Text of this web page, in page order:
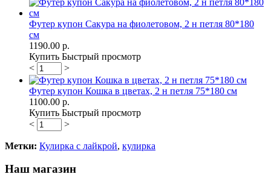
Футер купон Сакура на фиолетовом, 2 н петля 80*180
см
1190.00 р.
Купить Быстрый просмотр
<
>
Футер купон Кошка в цветах, 2 н петля 75*180 см
1100.00 р.
Купить Быстрый просмотр
<
>
Метки: Кулирка с лайкрой, кулирка
Наш магазин